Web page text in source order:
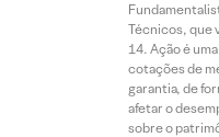
Técnicos, que
Ação é
cotações de
garantia, de
afetar o
sobre o